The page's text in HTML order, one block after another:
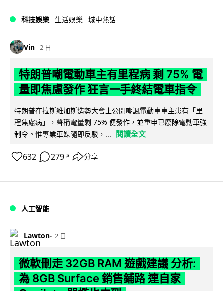
科技娛樂 生活娛樂 城中熱話
Vin 2 日
特朗普嘲電動車主有里程病 剩 75% 電
量即焦慮發作 狂言一手終結電車指令
特朗普在拉斯維加斯造勢大會上公開嘲諷電動車車主患有「里
程焦慮病」，聲稱電量剩 75% 便發作，並重申已廢除電動車強
制令。惟專業車媒隨即反駁，...
閱讀全文
632 279 ↗ 分享
人工智能
Lawton 2 日
微軟刪走 32GB RAM 遊戲建議 分析:
為 8GB Surface 銷售鋪路 連自家